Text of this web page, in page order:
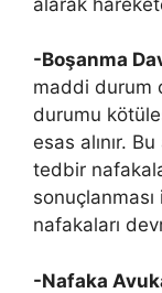
-Boşanma
maddi durum
durumu
esas alınır.
tedbir
nafakaları
-Nafaka